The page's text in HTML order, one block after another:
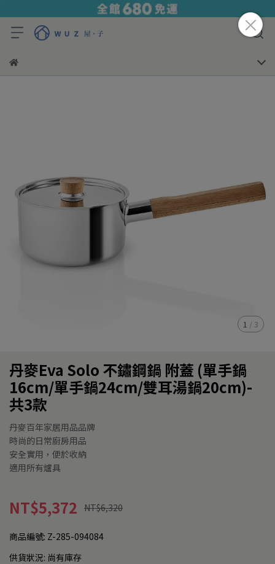
1 / 3
丹麥Eva Solo 不鏽鋼鍋 附蓋 (單手鍋
16cm/單手鍋24cm/雙耳湯鍋20cm)-
共3款
丹麥百年家居用品品牌
時尚的日常廚房用品
安全實用，便於收納
適用所有爐具
NT$5,372 NT$6,320
商品編號: Z-285-094084
供貨狀況: 尚有庫存